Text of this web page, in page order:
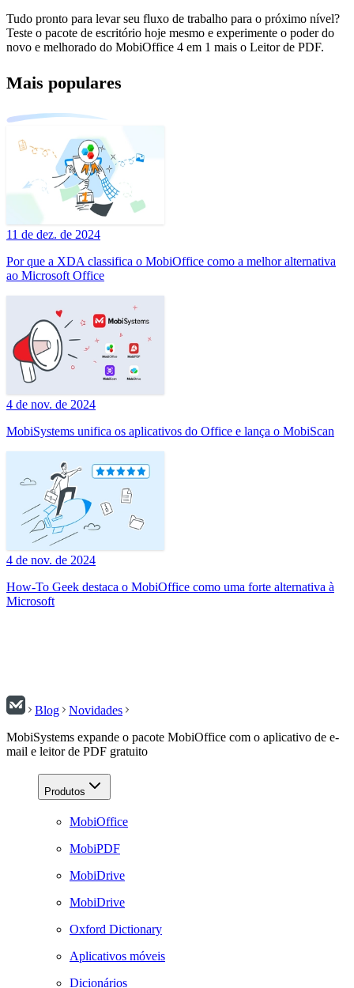
Tudo pronto para levar seu fluxo de trabalho para o próximo nível?
Teste o pacote de escritório hoje mesmo e experimente o poder do
novo e melhorado do MobiOffice 4 em 1 mais o Leitor de PDF.
Mais populares
11 de dez. de 2024
Por que a XDA classifica o MobiOffice como a melhor alternativa
ao Microsoft Office
4 de nov. de 2024
MobiSystems unifica os aplicativos do Office e lança o MobiScan
4 de nov. de 2024
How-To Geek destaca o MobiOffice como uma forte alternativa à
Microsoft
Blog
Novidades
MobiSystems expande o pacote MobiOffice com o aplicativo de e-
mail e leitor de PDF gratuito
Produtos
MobiOffice
MobiPDF
MobiDrive
MobiDrive
Oxford Dictionary
Aplicativos móveis
Dicionários